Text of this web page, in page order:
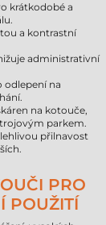
krátkodobé a
a kontrastní
administrativní
odlepení na
na kotouče,
parkem.
přilnavost
PRO
POUŽITÍ